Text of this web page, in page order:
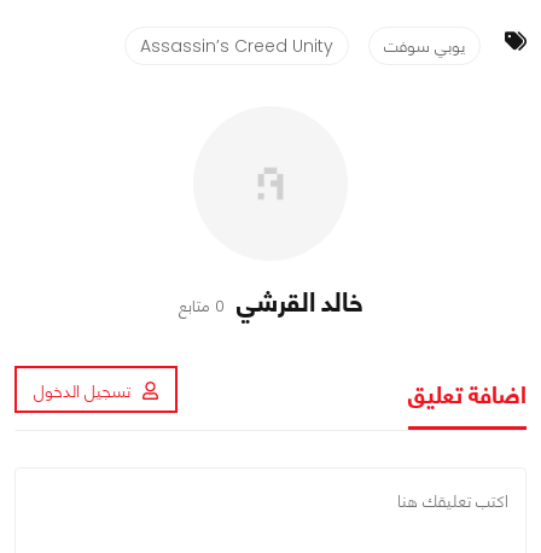
يوبي سوفت Assassin’s Creed Unity
خالد القرشي 0 متابع
اضافة تعليق تسجيل الدخول